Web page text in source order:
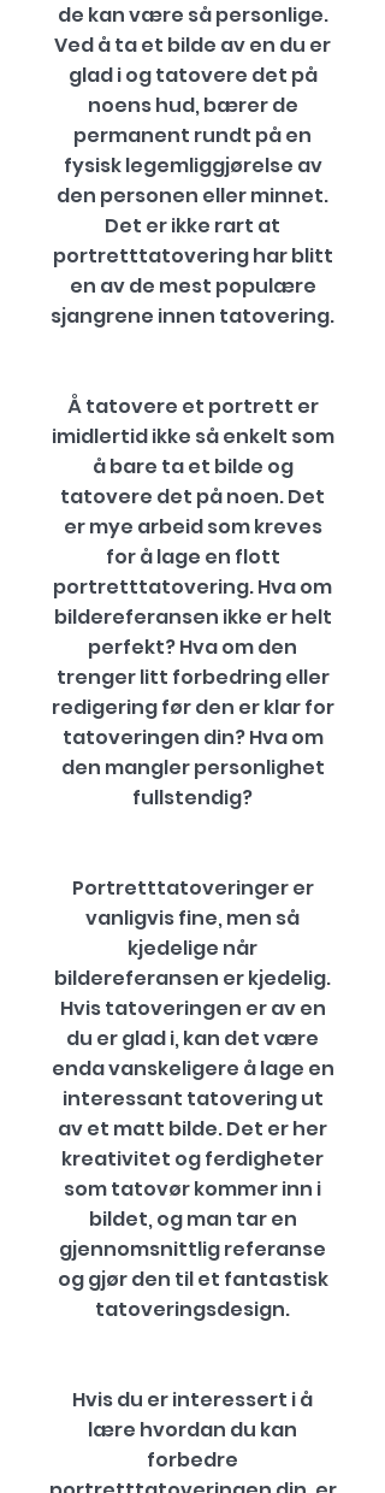
de kan være så personlige.
Ved å ta et bilde av en du er
glad i og tatovere det på
noens hud, bærer de
permanent rundt på en
fysisk legemliggjørelse av
den personen eller minnet.
Det er ikke rart at
portretttatovering har blitt
en av de mest populære
sjangrene innen tatovering.
Å tatovere et portrett er
imidlertid ikke så enkelt som
å bare ta et bilde og
tatovere det på noen. Det
er mye arbeid som kreves
for å lage en flott
portretttatovering. Hva om
bildereferansen ikke er helt
perfekt? Hva om den
trenger litt forbedring eller
redigering før den er klar for
tatoveringen din? Hva om
den mangler personlighet
fullstendig?
Portretttatoveringer er
vanligvis fine, men så
kjedelige når
bildereferansen er kjedelig.
Hvis tatoveringen er av en
du er glad i, kan det være
enda vanskeligere å lage en
interessant tatovering ut
av et matt bilde. Det er her
kreativitet og ferdigheter
som tatovør kommer inn i
bildet, og man tar en
gjennomsnittlig referanse
og gjør den til et fantastisk
tatoveringsdesign.
Hvis du er interessert i å
lære hvordan du kan
forbedre